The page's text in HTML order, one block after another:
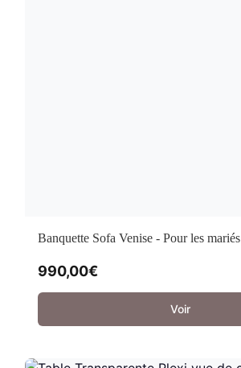
Banquette Sofa Venise - Pour les mariés
990,00€
Voir